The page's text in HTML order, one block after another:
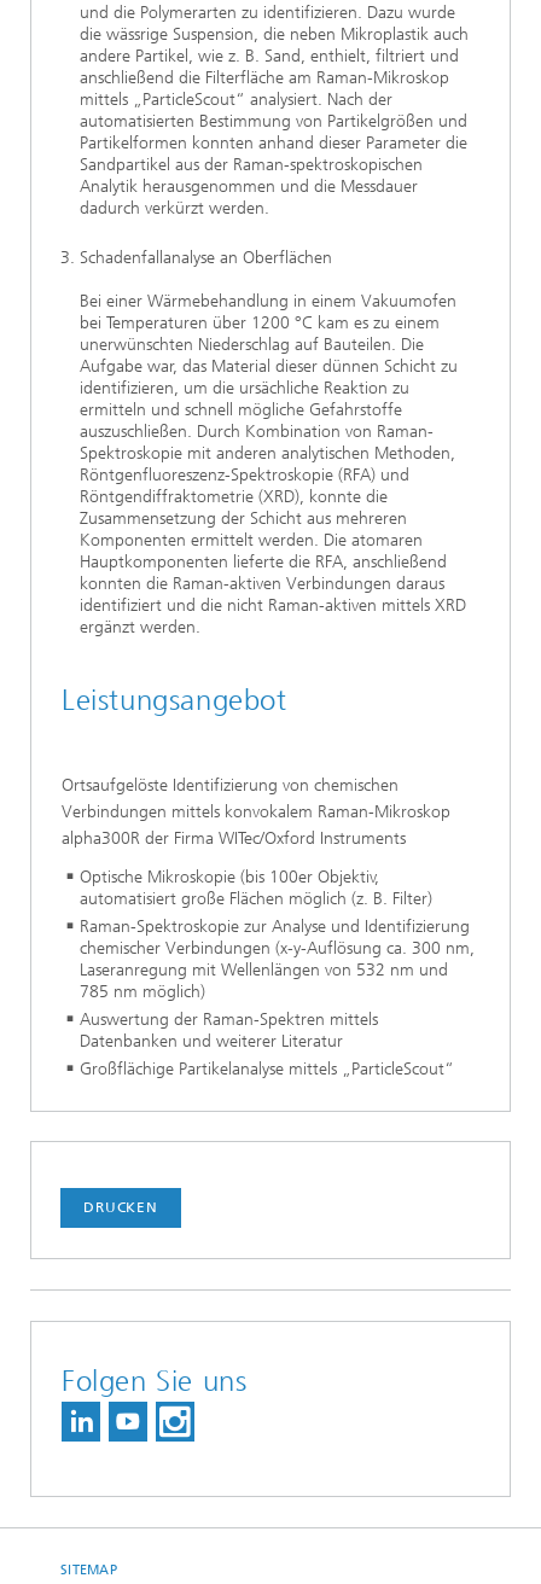
und die Polymerarten zu identifizieren. Dazu wurde
die wässrige Suspension, die neben Mikroplastik auch
andere Partikel, wie z. B. Sand, enthielt, filtriert und
anschließend die Filterfläche am Raman-Mikroskop
mittels „ParticleScout“ analysiert. Nach der
automatisierten Bestimmung von Partikelgrößen und
Partikelformen konnten anhand dieser Parameter die
Sandpartikel aus der Raman-spektroskopischen
Analytik herausgenommen und die Messdauer
dadurch verkürzt werden.
Schadenfallanalyse an Oberflächen
Bei einer Wärmebehandlung in einem Vakuumofen
bei Temperaturen über 1200 °C kam es zu einem
unerwünschten Niederschlag auf Bauteilen. Die
Aufgabe war, das Material dieser dünnen Schicht zu
identifizieren, um die ursächliche Reaktion zu
ermitteln und schnell mögliche Gefahrstoffe
auszuschließen. Durch Kombination von Raman-
Spektroskopie mit anderen analytischen Methoden,
Röntgenfluoreszenz-Spektroskopie (RFA) und
Röntgendiffraktometrie (XRD), konnte die
Zusammensetzung der Schicht aus mehreren
Komponenten ermittelt werden. Die atomaren
Hauptkomponenten lieferte die RFA, anschließend
konnten die Raman-aktiven Verbindungen daraus
identifiziert und die nicht Raman-aktiven mittels XRD
ergänzt werden.
Leistungsangebot
Ortsaufgelöste Identifizierung von chemischen
Verbindungen mittels konvokalem Raman-Mikroskop
alpha300R der Firma WITec/Oxford Instruments
Optische Mikroskopie (bis 100er Objektiv,
automatisiert große Flächen möglich (z. B. Filter)
Raman-Spektroskopie zur Analyse und Identifizierung
chemischer Verbindungen (x-y-Auflösung ca. 300 nm,
Laseranregung mit Wellenlängen von 532 nm und
785 nm möglich)
Auswertung der Raman-Spektren mittels
Datenbanken und weiterer Literatur
Großflächige Partikelanalyse mittels „ParticleScout“
DRUCKEN
Folgen Sie uns
SITEMAP